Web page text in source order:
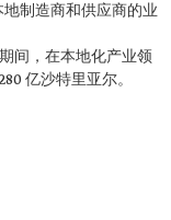
制造商和供应商的业
间，在本地化产业领
亿沙特里亚尔。